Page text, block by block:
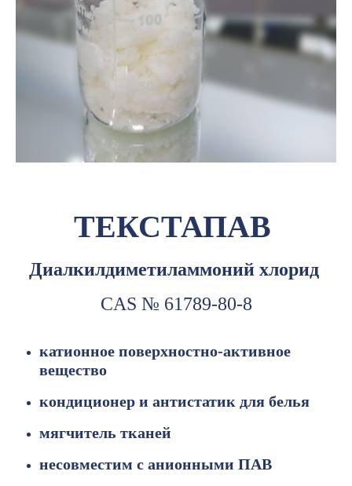
ТЕКСТАПАВ
Диалкилдиметиламмоний хлорид
CAS № 61789-80-8
катионное поверхностно-активное
вещество
кондиционер и антистатик для белья
мягчитель тканей
несовместим с анионными ПАВ